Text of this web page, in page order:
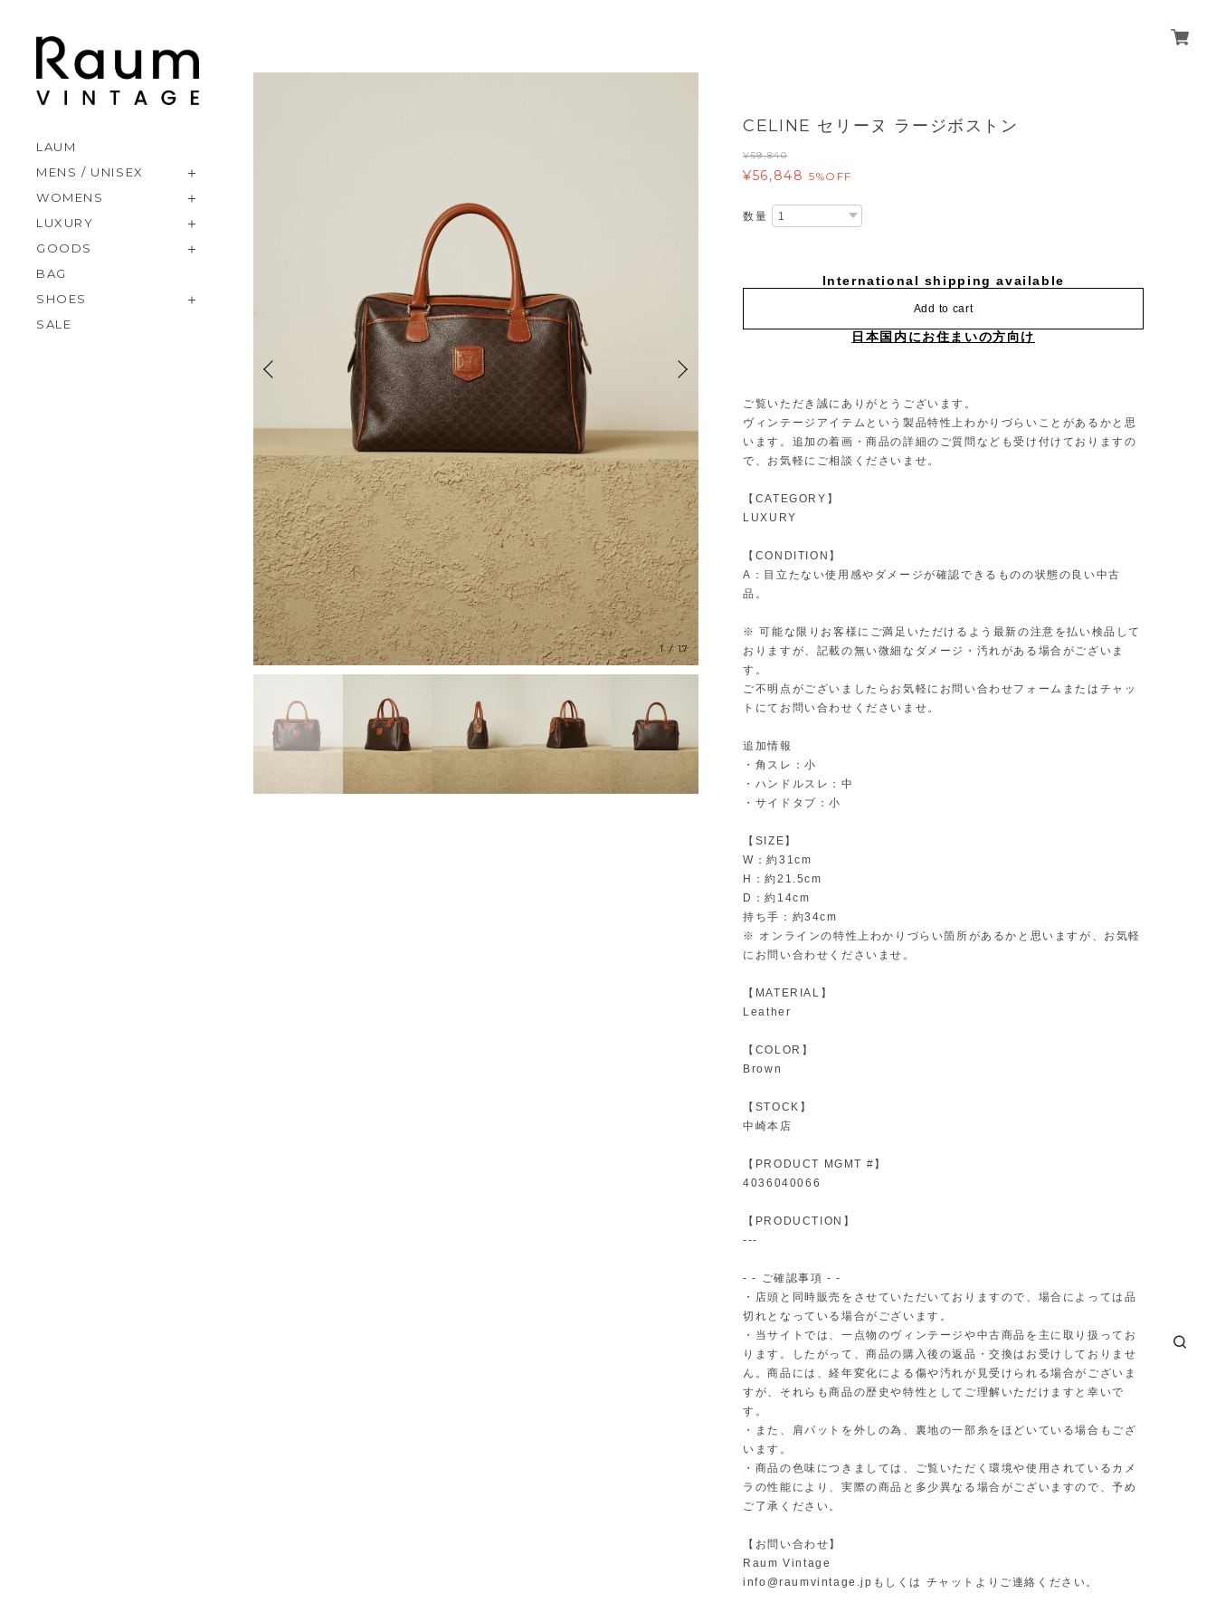
LAUM
MENS / UNISEX
WOMENS
LUXURY
GOODS
BAG
SHOES
SALE
1/17
CELINE セリーヌ ラージボストン
¥59,840
¥56,848 5%OFF
数量
International shipping available
Add to cart
日本国内にお住まいの方向け
ご覧いただき誠にありがとうございます。
ヴィンテージアイテムという製品特性上わかりづらいことがあるかと思
います。追加の着画・商品の詳細のご質問なども受け付けておりますの
で、お気軽にご相談くださいませ。
【CATEGORY】
LUXURY
【CONDITION】
A：目立たない使用感やダメージが確認できるものの状態の良い中古
品。
※ 可能な限りお客様にご満足いただけるよう最新の注意を払い検品して
おりますが、記載の無い微細なダメージ・汚れがある場合がございま
す。
ご不明点がございましたらお気軽にお問い合わせフォームまたはチャッ
トにてお問い合わせくださいませ。
追加情報
・角スレ：小
・ハンドルスレ：中
・サイドタブ：小
【SIZE】
W：約31cm
H：約21.5cm
D：約14cm
持ち手：約34cm
※ オンラインの特性上わかりづらい箇所があるかと思いますが、お気軽
にお問い合わせくださいませ。
【MATERIAL】
Leather
【COLOR】
Brown
【STOCK】
中崎本店
【PRODUCT MGMT #】
4036040066
【PRODUCTION】
---
- - ご確認事項 - -
・店頭と同時販売をさせていただいておりますので、場合によっては品
切れとなっている場合がございます。
・当サイトでは、一点物のヴィンテージや中古商品を主に取り扱ってお
ります。したがって、商品の購入後の返品・交換はお受けしておりませ
ん。商品には、経年変化による傷や汚れが見受けられる場合がございま
すが、それらも商品の歴史や特性としてご理解いただけますと幸いで
す。
・また、肩パットを外しの為、裏地の一部糸をほどいている場合もござ
います。
・商品の色味につきましては、ご覧いただく環境や使用されているカメ
ラの性能により、実際の商品と多少異なる場合がございますので、予め
ご了承ください。
【お問い合わせ】
Raum Vintage
info@raumvintage.jp もしくは チャットよりご連絡ください。